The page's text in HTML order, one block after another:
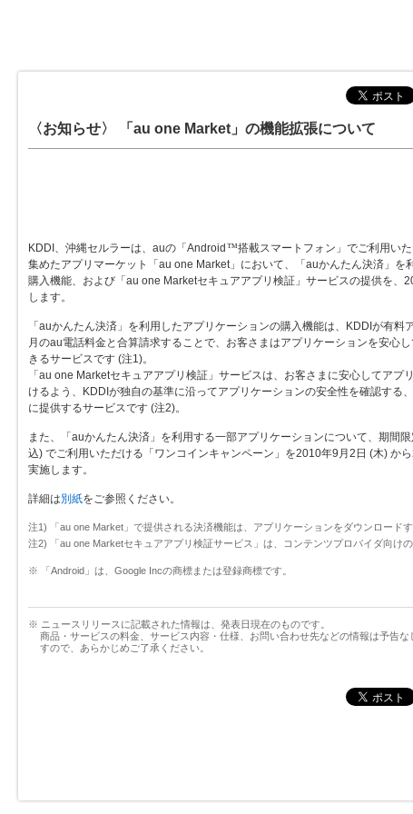
〈お知らせ〉 「au one Market」の機能拡張について
KDDI、沖縄セルラーは、auの「Android ™搭載スマートフォン」でご利用い
集めたアプリマーケット「au one Market」において、「auかんたん決済」を
購入機能、および「au one Marketセキュアアプリ検証」サービスの提供を、
します。
「auかんたん決済」を利用したアプリケーションの購入機能は、KDDIが有料
月のau電話料金と合算請求することで、お客さまはアプリケーションを安心
きるサービスです (注1)。
「au one Marketセキュアアプリ検証」サービスは、お客さまに安心してアプ
けるよう、KDDIが独自の基準に沿ってアプリケーションの安全性を確認する
に提供するサービスです (注2)。
また、「auかんたん決済」を利用する一部アプリケーションについて、期間
込) でご利用いただける「ワンコインキャンペーン」を2010年9月2日 (木) か
実施します。
詳細は別紙をご参照ください。
注1) 「au one Market」で提供される決済機能は、アプリケーションをダウンロードす
注2) 「au one Marketセキュアアプリ検証サービス」は、コンテンツプロバイダ向けの
※ 「Android」は、Google Incの商標または登録商標です。
※ ニュースリリースに記載された情報は、発表日現在のものです。
商品・サービスの料金、サービス内容・仕様、お問い合わせ先などの情報は予告な
すので、あらかじめご了承ください。